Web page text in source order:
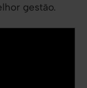
gestão.